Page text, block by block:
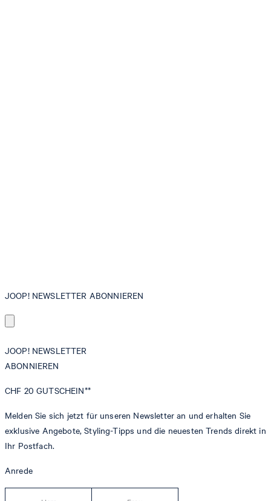
JOOP! NEWSLETTER ABONNIEREN
JOOP! NEWSLETTER
ABONNIEREN
CHF 20 GUTSCHEIN**
Melden Sie sich jetzt für unseren Newsletter an und erhalten Sie
exklusive Angebote, Styling-Tipps und die neuesten Trends direkt in
Ihr Postfach.
Anrede